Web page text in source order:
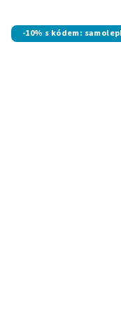
-10% s kódem: